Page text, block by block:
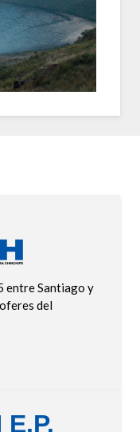
entre Santiago y
del